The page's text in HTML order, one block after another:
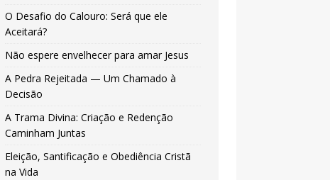
O Desafio do Calouro: Será que ele
Aceitará?
Não espere envelhecer para amar Jesus
A Pedra Rejeitada — Um Chamado à
Decisão
A Trama Divina: Criação e Redenção
Caminham Juntas
Eleição, Santificação e Obediência Cristã
na Vida